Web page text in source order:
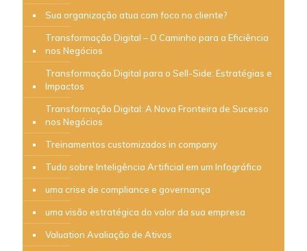
Sua organização atua com foco no cliente?
Transformação Digital – O Caminho para a Eficiência
nos Negócios
Transformação Digital para o Sell-Side: Estratégias e
Impactos
Transformação Digital: A Nova Fronteira de Sucesso
nos Negócios
Treinamentos customizados in company
Tudo sobre Inteligência Artificial em um Infográfico
uma crise de compliance e governança
uma visão estratégica do valor da sua empresa
Valuation Avaliação de Ativos